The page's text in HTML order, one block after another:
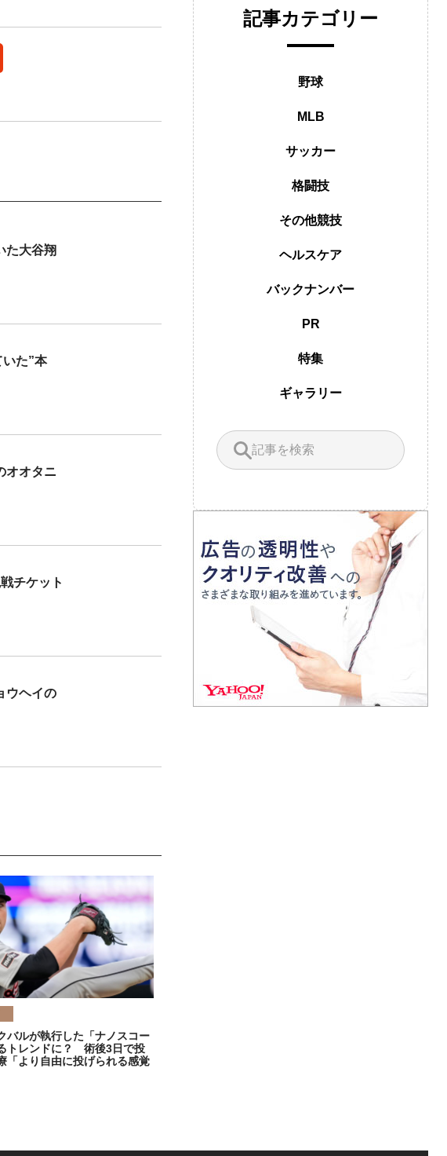
た大谷翔
た”本
オオタニ
チケット
ウヘイの
バルが執行した「ナノスコー
トレンドに？ 術後3日で投
「より自由に投げられる感覚
記事カテゴリー
野球
MLB
サッカー
格闘技
その他競技
ヘルスケア
バックナンバー
PR
特集
ギャラリー